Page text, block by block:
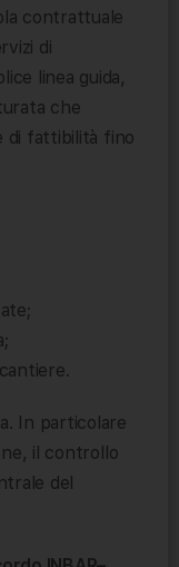
contrattuale
di
linea guida,
che
di fattibilità fino
In particolare
il controllo
del